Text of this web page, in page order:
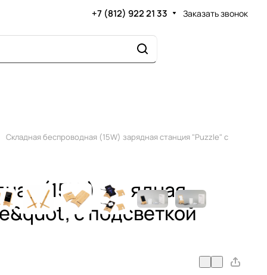
+7 (812) 922 21 33 Заказать звонок
Складная беспроводная (15W) зарядная станция "Puzzle" с
(15W) зарядная
с подсветкой